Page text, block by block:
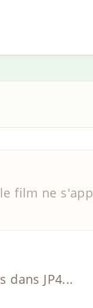
film ne
dans JP4...